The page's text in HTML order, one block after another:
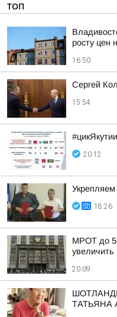
ТОП
росту цен
16:50
Сергей
15:54
20:12
Укрепляем
18:26
МРОТ до
20:09
ТАТЬЯНА